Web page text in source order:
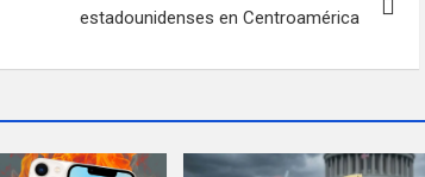
estadounidenses en Centroamérica